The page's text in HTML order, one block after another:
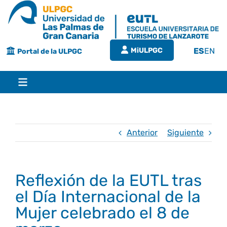
Saltar
Portal de la ULPGC MiULPGC EN
ES
Toggle
Bienvenida
Conócenos
Estudios
Grado en turismoCalidad
Anterior Siguiente
Reflexión de la EUTL tras
el Día Internacional de la
Mujer celebrado el 8 de